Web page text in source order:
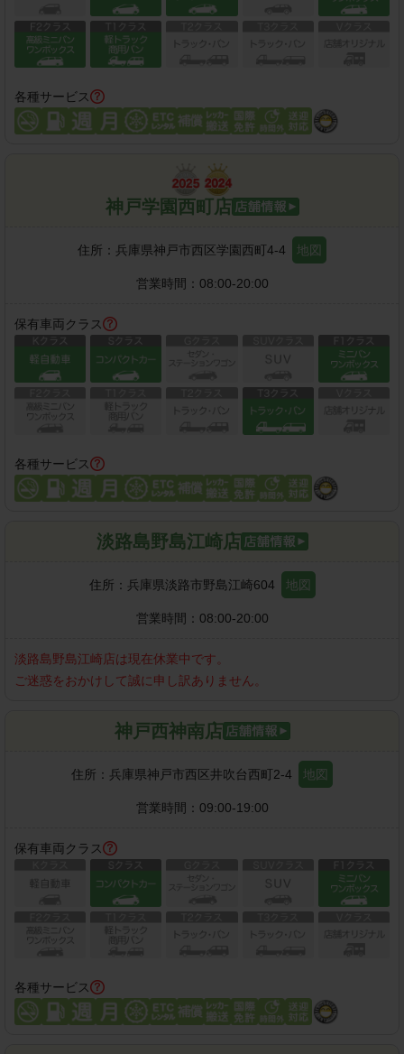
各種サービス
神戸学園西町店
住所： 兵庫県神戸市西区学園西町4-4 地図
営業時間： 08:00-20:00
保有車両クラス
各種サービス
淡路島野島江崎店
住所： 兵庫県淡路市野島江崎604 地図
営業時間： 08:00-20:00
淡路島野島江崎店は現在休業中です。
ご迷惑をおかけして誠に申し訳ありません。
神戸西神南店
住所： 兵庫県神戸市西区井吹台西町2-4 地図
営業時間： 09:00-19:00
保有車両クラス
各種サービス